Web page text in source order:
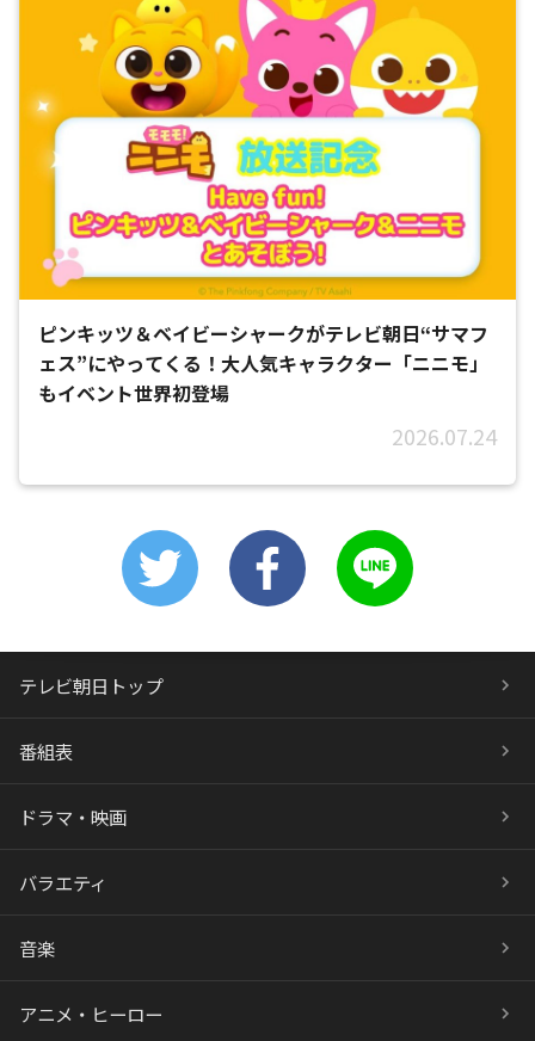
ピンキッツ＆ベイビーシャークがテレビ朝日“サマフ
ェス”にやってくる！大人気キャラクター「ニニモ」
もイベント世界初登場
2026.07.24
テレビ朝日トップ
番組表
ドラマ・映画
バラエティ
音楽
アニメ・ヒーロー